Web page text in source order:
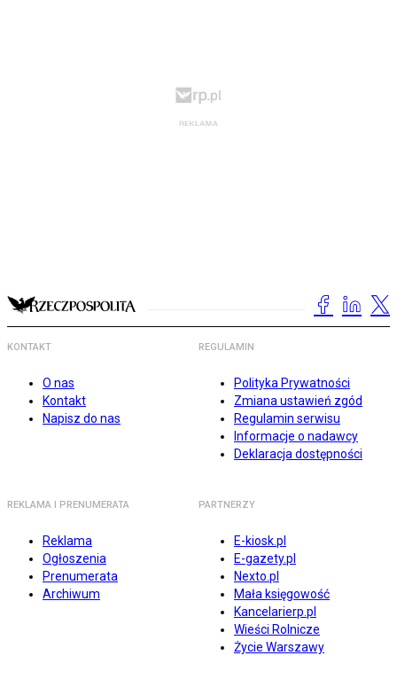
KONTAKT
O nas
Kontakt
Napisz do nas
REGULAMIN
Polityka Prywatności
Zmiana ustawień zgód
Regulamin serwisu
Informacje o nadawcy
Deklaracja dostępności
REKLAMA I PRENUMERATA
Reklama
Ogłoszenia
Prenumerata
Archiwum
PARTNERZY
E-kiosk.pl
E-gazety.pl
Nexto.pl
Mała księgowość
Kancelarierp.pl
Wieści Rolnicze
Życie Warszawy